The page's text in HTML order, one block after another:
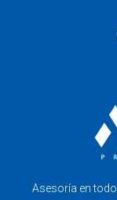
Asesoría en